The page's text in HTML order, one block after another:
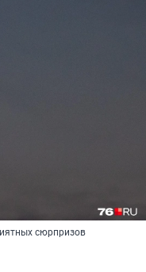
сюрпризов